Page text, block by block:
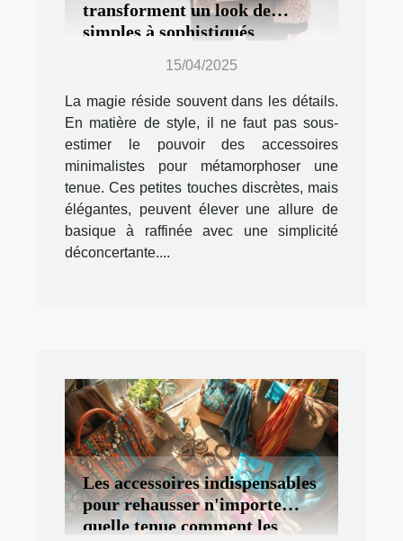
transforment un look de
simples à sophistiqués
15/04/2025
La magie réside souvent dans les détails.
En matière de style, il ne faut pas sous-
estimer le pouvoir des accessoires
minimalistes pour métamorphoser une
tenue. Ces petites touches discrètes, mais
élégantes, peuvent élever une allure de
basique à raffinée avec une simplicité
déconcertante....
Les accessoires indispensables
pour rehausser n'importe
quelle tenue comment les